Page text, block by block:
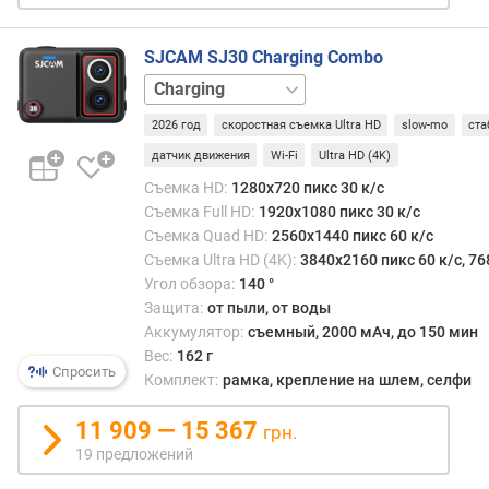
ь
д
и
л
я
и
ц
д
Спросить
SJCAM SJ30 Charging Combo
базовый
набор
2026 год скоростная съемка Ultra HD slow-mo
датчик движения Wi-Fi Ultra HD (4K)
Съемка HD: 1280x720 пикс 30 к/с
Съемка Full HD: 1920x1080 пикс 30 к/с
Съемка Quad HD: 2560x1440 пикс 60 к/с
Съемка Ultra HD (4K): 3840x2160 пикс 60 к/с,
Угол обзора: 140 °
Защита: от пыли, от воды
Аккумулятор: съемный, 2000 мАч, до 150 мин
Вес: 162 г
Комплект: рамка, крепление на шлем, селфи
11 909 — 15 367 грн.
19 предложений